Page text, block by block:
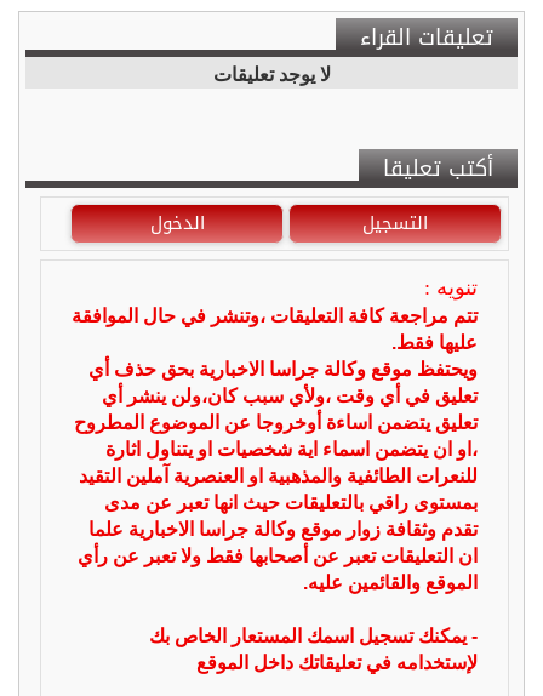
تعليقات القراء
لا يوجد تعليقات
أكتب تعليقا
التسجيل الدخول
تنويه :
تتم مراجعة كافة التعليقات ،وتنشر في حال الموافقة
عليها فقط.
ويحتفظ موقع وكالة جراسا الاخبارية بحق حذف أي
تعليق في أي وقت ،ولأي سبب كان،ولن ينشر أي
تعليق يتضمن اساءة أوخروجا عن الموضوع المطروح
،او ان يتضمن اسماء اية شخصيات او يتناول اثارة
للنعرات الطائفية والمذهبية او العنصرية آملين التقيد
بمستوى راقي بالتعليقات حيث انها تعبر عن مدى
تقدم وثقافة زوار موقع وكالة جراسا الاخبارية علما
ان التعليقات تعبر عن أصحابها فقط ولا تعبر عن رأي
الموقع والقائمين عليه.
- يمكنك تسجيل اسمك المستعار الخاص بك
لإستخدامه في تعليقاتك داخل الموقع